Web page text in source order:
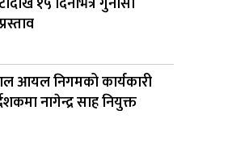
आयल निगमको कार्यकारी
नागेन्द्र साह नियुक्त